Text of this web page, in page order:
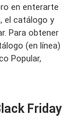
en enterarte
el catálogo y
Para obtener
(en línea)
Popular,
Friday